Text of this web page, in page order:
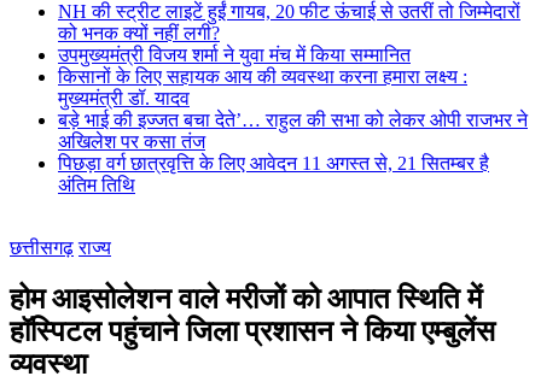
NH की स्ट्रीट लाइटें हुईं गायब, 20 फीट ऊंचाई से उतरीं तो जिम्मेदारों
को भनक क्यों नहीं लगी?
उपमुख्यमंत्री विजय शर्मा ने युवा मंच में किया सम्मानित
किसानों के लिए सहायक आय की व्यवस्था करना हमारा लक्ष्य :
मुख्यमंत्री डॉ. यादव
बड़े भाई की इज्जत बचा देते’… राहुल की सभा को लेकर ओपी राजभर ने
अखिलेश पर कसा तंज
पिछड़ा वर्ग छात्रवृत्ति के लिए आवेदन 11 अगस्त से, 21 सितम्बर है
अंतिम तिथि
छत्तीसगढ़ राज्य
होम आइसोलेशन वाले मरीजों को आपात स्थिति में
हॉस्पिटल पहुंचाने जिला प्रशासन ने किया एम्बुलेंस
व्यवस्था